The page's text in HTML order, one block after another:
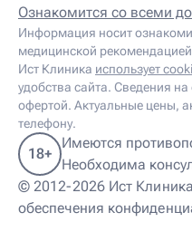
Детский ревматолог
Детский рефлексотерапевт
Детский сомнолог
Детский спортивный врач
Детский травматолог
Детский травматолог-ортопед
Детский физиотерапевт
Детский эндокринолог
Диабетолог
Диетолог
И
Иглорефлексотерапевт
Ознакомится со всеми
Информация носит
медицинской
Ист Клиника использует
удобства сайта. Сведения
офертой. Актуальные цены,
телефону.
© 2012-2026 Ист
обеспечения
Имеются
Необходима
18+